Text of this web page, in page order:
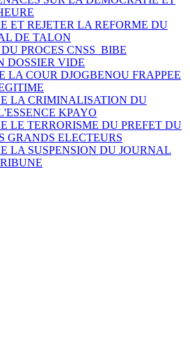
ET REJETER LA REFORME DU
DE TALON
PROCES CNSS_BIBE
DOSSIER VIDE
LA COUR DJOGBENOU FRAPPEE
LA CRIMINALISATION DU
KPAYO
LE TERRORISME DU PREFET DU
GRANDS ELECTEURS
LA SUSPENSION DU JOURNAL